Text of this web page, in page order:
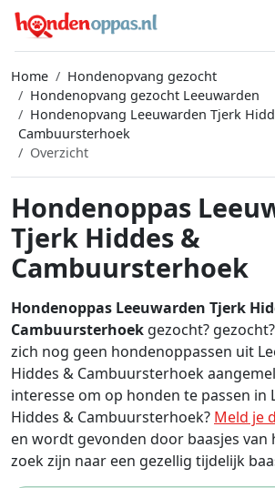
Home
Hondenopvang gezocht
Hondenopvang gezocht Leeuwarden
Hondenopvang Leeuwarden Tjerk
Cambuursterhoek
Overzicht
Hondenoppas
Tjerk Hiddes &
Cambuursterhoek
Hondenoppas Leeuwarden Tjerk
Cambuursterhoek gezocht?
zich nog geen hondenoppassen uit
Hiddes & Cambuursterhoek
interesse om op honden te passen in
Hiddes & Cambuursterhoek? Meld je
en wordt gevonden door baasjes van
zoek zijn naar een gezellig tijdelijk